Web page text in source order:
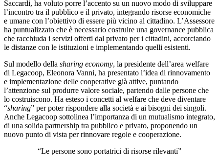
Saccardi, ha voluto porre l’accento su un nuovo modo di sviluppare
l’incontro tra il pubblico e il privato, integrando risorse economiche
e umane con l’obiettivo di essere più vicino al cittadino. L’Assessore
ha puntualizzato che è necessario costruire una governance pubblica
che racchiuda i servizi offerti dal privato per i cittadini, accorciando
le distanze con le istituzioni e implementando quelli esistenti.
Sul modello della sharing economy, la presidente dell’area welfare
di Legacoop, Eleonora Vanni, ha presentato l’idea di rinnovamento
e implementazione delle cooperative già attive, puntando
l’attenzione sul produrre valore sociale, partendo dalle persone che
lo costruiscono. Ha esteso i concetti al welfare che deve diventare
“sharing” per poter rispondere alla società e ai bisogni dei singoli.
Anche Legacoop sottolinea l’importanza di un mutualismo integrato,
di una solida partnership tra pubblico e privato, proponendo un
nuovo punto di vista per rinnovare regole e cooperazione.
“Le persone sono portatrici di risorse rilevanti”